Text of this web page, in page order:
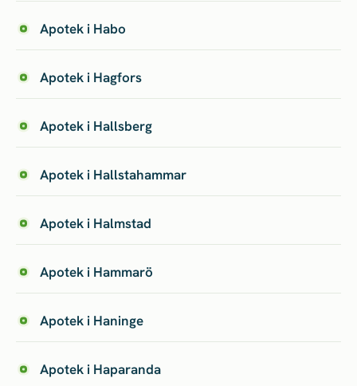
Apotek i Habo
Apotek i Hagfors
Apotek i Hallsberg
Apotek i Hallstahammar
Apotek i Halmstad
Apotek i Hammarö
Apotek i Haninge
Apotek i Haparanda